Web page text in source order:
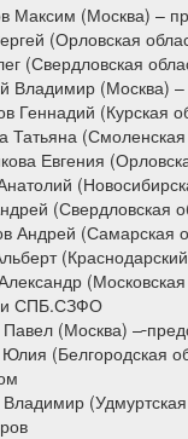
Максим (Москва) –
(Орловская
(Свердловская
Владимир (Москва) –
Геннадий (Курская
Татьяна
Евгения
(Свердловская
Андрей (Самарская
и СПБ.СЗФО
Павел (Москва) –
(Белгородская